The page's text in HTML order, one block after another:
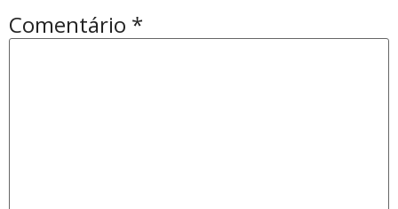
Comentário *